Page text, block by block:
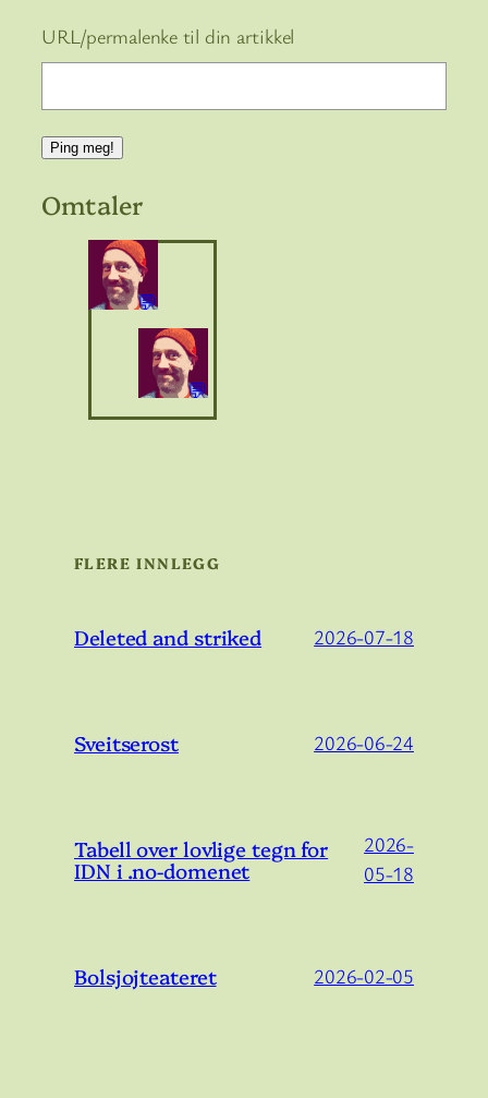
URL/permalenke til din artikkel
Omtaler
💬
💬
FLERE INNLEGG
Deleted and striked 2026-07-18
Sveitserost 2026-06-24
Tabell over lovlige tegn for
IDN i .no-domenet
2026-
05-18
Bolsjojteateret 2026-02-05